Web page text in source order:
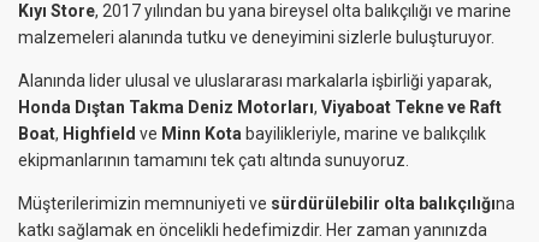
Kıyı Store, 2017 yılından bu yana bireysel olta balıkçılığı ve marine
malzemeleri alanında tutku ve deneyimini sizlerle buluşturuyor.
Alanında lider ulusal ve uluslararası markalarla işbirliği yaparak,
Honda Dıştan Takma Deniz Motorları, Viyaboat Tekne ve Raft
Boat, Highfield ve Minn Kota bayilikleriyle, marine ve balıkçılık
ekipmanlarının tamamını tek çatı altında sunuyoruz.
Müşterilerimizin memnuniyeti ve sürdürülebilir olta balıkçılığına
katkı sağlamak en öncelikli hedefimizdir. Her zaman yanınızda